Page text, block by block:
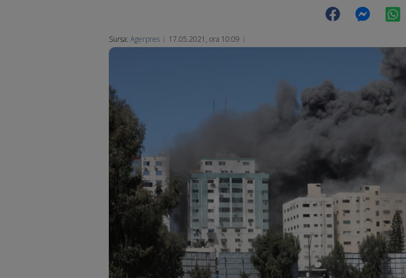
Facebook Messenger
Sursa: Agerpres 17.05.2021, ora 10:09